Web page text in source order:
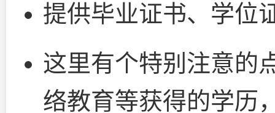
提供毕业证书、学位
这里有个特别注意的
络教育等获得的学历